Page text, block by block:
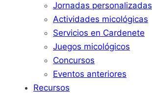
Jornadas personalizadas
Actividades micológicas
Servicios en Cardenete
Juegos micológicos
Concursos
Eventos anteriores
Recursos